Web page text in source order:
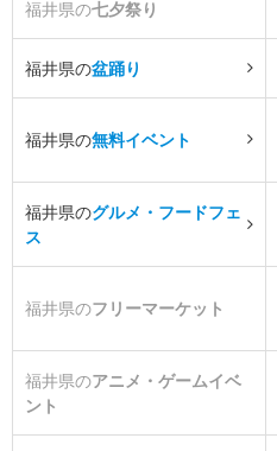
福井県の七夕祭り
福井県の盆踊り
福井県の無料イベント
福井県のグルメ・フードフェ
ス
福井県のフリーマーケット
福井県のアニメ・ゲームイベ
ント